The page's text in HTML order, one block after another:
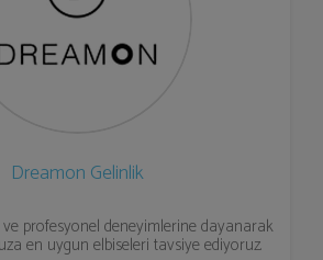
Dreamon Gelinlik
profesyonel deneyimlerine dayanarak
en uygun elbiseleri tavsiye ediyoruz.